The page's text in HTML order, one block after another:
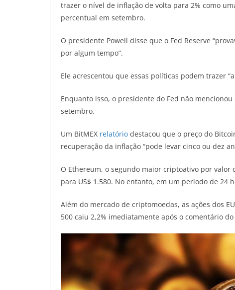
trazer o nível de inflação de volta para 2% como
percentual em setembro.
O presidente Powell disse que o Fed Reserve
por algum tempo”.
Ele acrescentou que essas políticas podem trazer
Enquanto isso, o presidente do Fed não
setembro.
Um BitMEX relatório destacou que o preço do
recuperação da inflação “pode levar cinco ou dez
O Ethereum, o segundo maior criptoativo por
para US$ 1.580. No entanto, em um período de 24
Além do mercado de criptomoedas, as ações dos
500 caiu 2,2% imediatamente após o comentário